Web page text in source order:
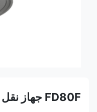
FD80F جهاز نقل ضغط الحجاب الصحي